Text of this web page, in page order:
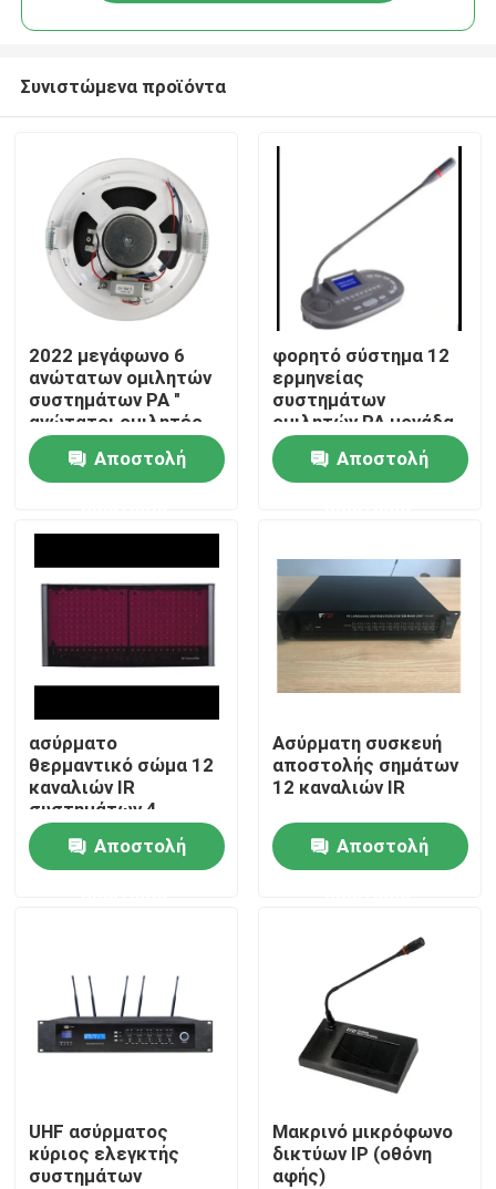
Προϊόντα
Βίντεο
Περίπου εμείς
Γύρος εργοστασίων
Ειδήσεις
Ενισχυτής συστημάτων PA
Συνιστώμενα προϊόντα
2022 μεγάφωνο 6
ανώτατων ομιλητών
συστημάτων PA "
ανώτατοι ομιλητές
1.5W-3W-6W
Αποστολή
φορητό σύστημα 12
ερμηνείας
συστημάτων
ομιλητών PA μονάδα
διερμηνέων καναλιών
Αποστολή
ασύρματο
θερμαντικό σώμα 12
καναλιών IR
συστημάτων 4
ομιλητών PA
Αποστολή
Ασύρματη συσκευή
αποστολής σημάτων
12 καναλιών IR
Αποστολή
UHF ασύρματος
κύριος ελεγκτής
συστημάτων
Μακρινό μικρόφωνο
δικτύων IP (οθόνη
αφής)